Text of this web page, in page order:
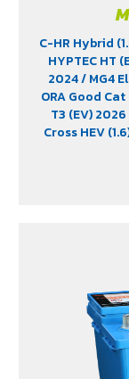
C-HR Hybrid
HYPTEC HT
2024/ MG4
ORA Good
T3 (EV) 2026
Cross HEV